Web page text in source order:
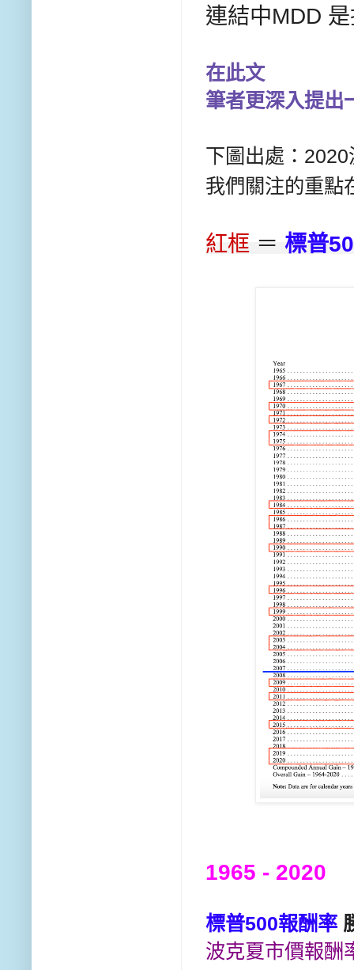
連結中MDD
在此文
筆者更深入提出
下圖出處：
我們關注的重點
紅框 ＝ 標普
1965 - 2020
標普500報酬率
波克夏市價報酬